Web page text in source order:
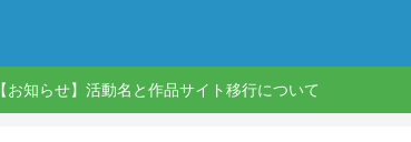
【お知らせ】活動名と作品サイト移行について